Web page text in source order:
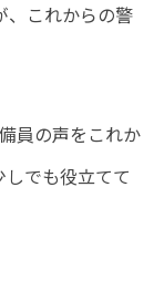
、これからの警
員の声をこれか
しでも役立てて